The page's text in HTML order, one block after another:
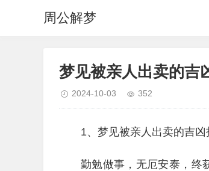
周公解梦
梦见被亲人出卖的吉
2024-10-03 352
1、梦见被亲人出卖的吉凶
勤勉做事，无厄安泰，终